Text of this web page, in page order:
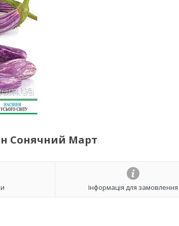
Сонячний Март
Інформація для замовлення